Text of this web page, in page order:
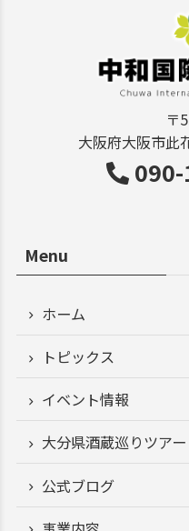
〒
大阪府大阪市此
Menu
ホーム
トピックス
イベント情報
大分県酒蔵巡りツアー
公式ブログ